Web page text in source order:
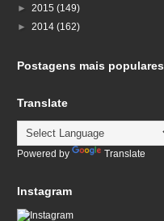
► 2015 (149)
► 2014 (162)
Postagens mais populares
Translate
Powered by Translate
Instagram